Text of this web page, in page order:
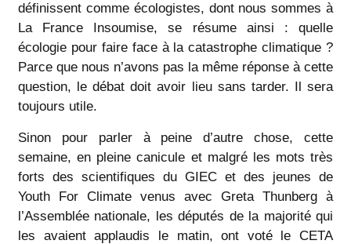
définissent comme écologistes, dont nous sommes à
La France Insoumise, se résume ainsi : quelle
écologie pour faire face à la catastrophe climatique ?
Parce que nous n’avons pas la même réponse à cette
question, le débat doit avoir lieu sans tarder. Il sera
toujours utile.
Sinon pour parler à peine d’autre chose, cette
semaine, en pleine canicule et malgré les mots très
forts des scientifiques du GIEC et des jeunes de
Youth For Climate venus avec Greta Thunberg à
l’Assemblée nationale, les députés de la majorité qui
les avaient applaudis le matin, ont voté le CETA